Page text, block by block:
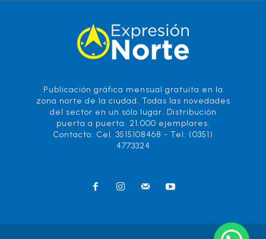
Publicación gráfica mensual gratuita en la
zona norte de la ciudad. Todas las novedades
del sector en un sólo lugar. Distribución
puerta a puerta. 21.000 ejemplares.
Contacto: Cel. 3515108468 - Tel. (0351)
4773324